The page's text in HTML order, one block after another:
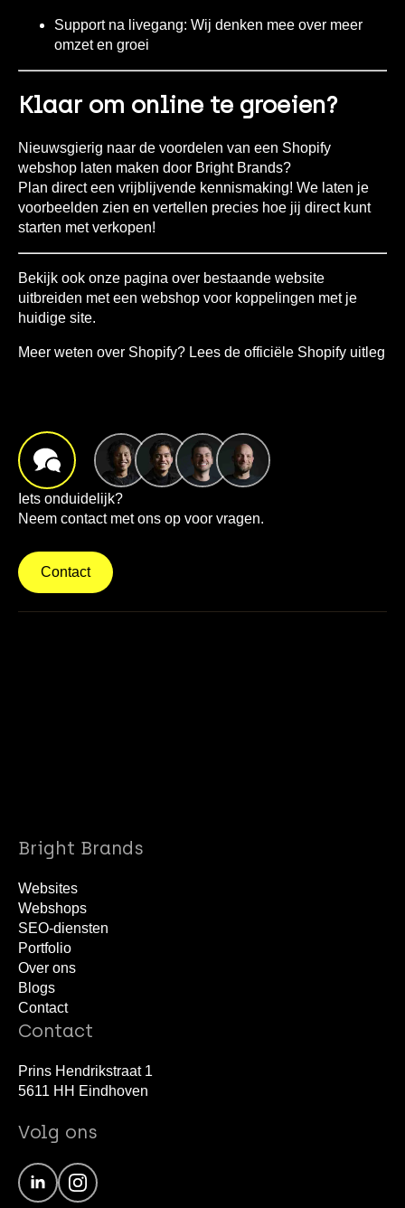
Support na livegang: Wij denken mee over meer
omzet en groei
Klaar om online te groeien?
Nieuwsgierig naar de voordelen van een Shopify
webshop laten maken door Bright Brands?
Plan direct een vrijblijvende kennismaking! We laten je
voorbeelden zien en vertellen precies hoe jij direct kunt
starten met verkopen!
Bekijk ook onze pagina over bestaande website
uitbreiden met een webshop voor koppelingen met je
huidige site.
Meer weten over Shopify? Lees de officiële Shopify uitleg
Iets onduidelijk?
Neem contact met ons op voor vragen.
Contact
Bright Brands
Websites
Webshops
SEO-diensten
Portfolio
Over ons
Blogs
Contact
Contact
Prins Hendrikstraat 1
5611 HH Eindhoven
Volg ons